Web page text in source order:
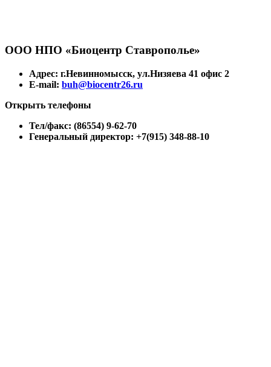
ООО НПО «Биоцентр Ставрополье»
Адрес: г.Невинномысск, ул.Низяева 41 офис 2
E-mail: buh@biocentr26.ru
Открыть телефоны
Тел/факс: (86554) 9-62-70
Генеральный директор: +7(915) 348-88-10